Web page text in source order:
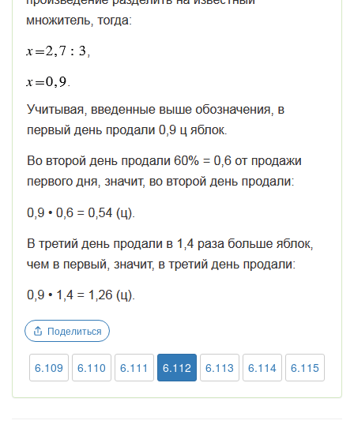
Поделиться
6.109 6.110 6.111 6.112 6.113 6.114 6.115